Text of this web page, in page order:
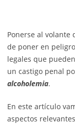
Ponerse al volante
de poner en
legales que
un castigo penal
alcoholemia.
En este artículo
aspectos